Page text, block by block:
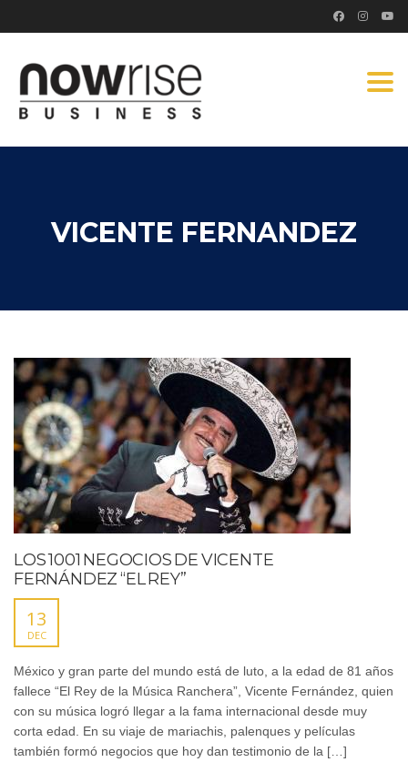
VICENTE FERNANDEZ
LOS 1001 NEGOCIOS DE VICENTE
FERNÁNDEZ “EL REY”
13
DEC
México y gran parte del mundo está de luto, a la edad de 81 años
fallece “El Rey de la Música Ranchera”, Vicente Fernández, quien
con su música logró llegar a la fama internacional desde muy
corta edad. En su viaje de mariachis, palenques y películas
también formó negocios que hoy dan testimonio de la […]